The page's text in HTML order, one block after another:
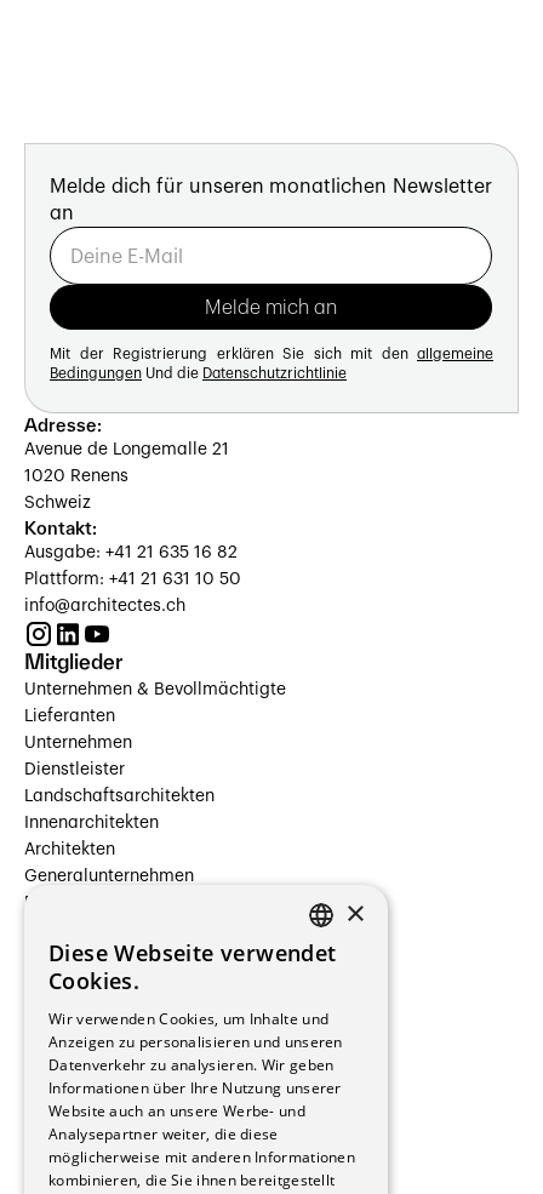
Melde dich für unseren monatlichen Newsletter
an
Mit der Registrierung erklären Sie sich mit den allgemeine
Bedingungen Und die Datenschutzrichtlinie
Adresse:
Avenue de Longemalle 21
1020 Renens
Schweiz
Kontakt:
Ausgabe: +41 21 635 16 82
Plattform: +41 21 631 10 50
info@architectes.ch
Mitglieder
Unternehmen & Bevollmächtigte
Lieferanten
Unternehmen
Dienstleister
Landschaftsarchitekten
Innenarchitekten
Architekten
Generalunternehmen
Beauftragte Unternehmen
Hersteller/Lieferanten
Bauherrschaften
Immobilienverwaltungsgesellschaften
Stockwerkeigentum
Reportagen
Wohnungen
Renovierungen
Innere Umbauten
Gastgewerbe und Tourismus
FRENCH
×
Diese Webseite verwendet
Cookies.
Wir verwenden Cookies, um Inhalte und
Anzeigen zu personalisieren und unseren
Datenverkehr zu analysieren. Wir geben
Informationen über Ihre Nutzung unserer
Website auch an unsere Werbe- und
Analysepartner weiter, die diese
möglicherweise mit anderen Informationen
kombinieren, die Sie ihnen bereitgestellt